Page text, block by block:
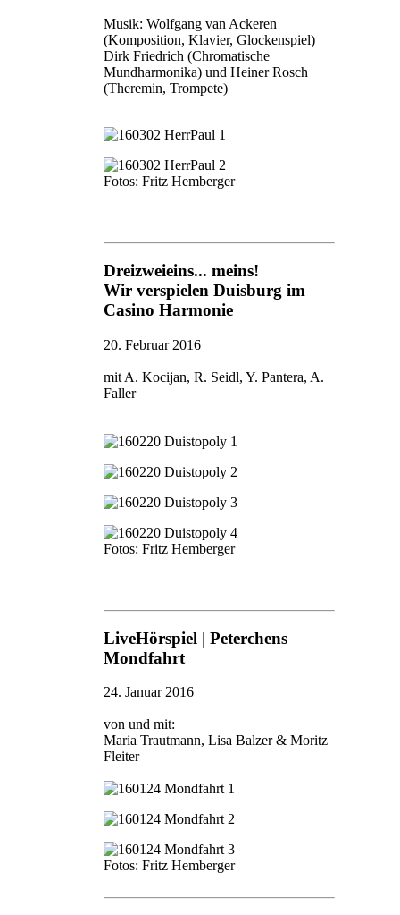
Musik: Wolfgang van Ackeren
(Komposition, Klavier, Glockenspiel)
Dirk Friedrich (Chromatische
Mundharmonika) und Heiner Rosch
(Theremin, Trompete)
Fotos: Fritz Hemberger
Dreizweieins... meins!
Wir verspielen Duisburg im
Casino Harmonie
20. Februar 2016
mit A. Kocijan, R. Seidl, Y. Pantera, A.
Faller
Fotos: Fritz Hemberger
LiveHörspiel | Peterchens
Mondfahrt
24. Januar 2016
von und mit:
Maria Trautmann, Lisa Balzer & Moritz
Fleiter
Fotos: Fritz Hemberger